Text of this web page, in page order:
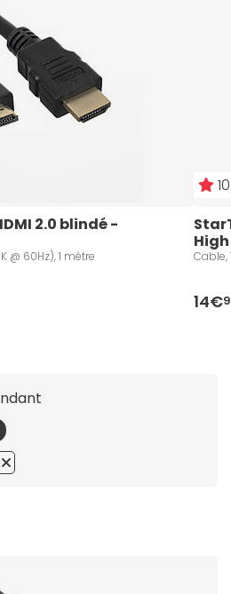
2.0 blindé -
@ 60Hz), 1 mètre Cable,
14€